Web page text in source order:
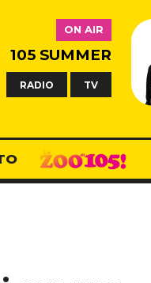
ON AIR
105 SUMMER
RADIO TV